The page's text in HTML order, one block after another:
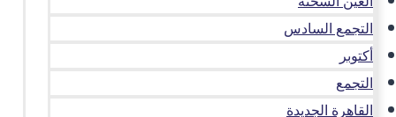
التجمع السادس
أكتوبر
التجمع
القاهرة الجديدة